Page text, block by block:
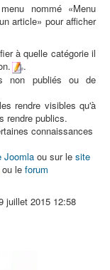
nommé «Menu
article» pour afficher
à quelle catégorie il
.
non publiés ou de
rendre visibles qu'à
rendre publics.
connaissances
Joomla ou sur le site
ou le forum
juillet 2015 12:58